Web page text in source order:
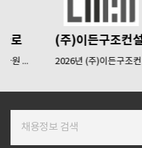
공지사항
기사문의
(주)이든구조컨설턴트
2026년 (주)이든구조컨설턴트 ...